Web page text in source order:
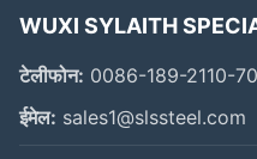
WUXI SYLAITH
टेलीफोन: 0086-189-2110-
ईमेल: sales1@slssteel.com